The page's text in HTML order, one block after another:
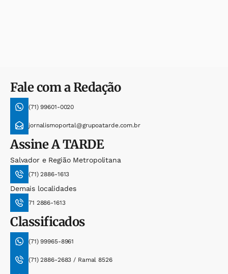
Fale com a Redação
(71) 99601-0020
jornalismoportal@grupoatarde.com.br
AssineA TARDE
Salvador e Região Metropolitana
(71) 2886-1613
Demais localidades
71 2886-1613
Classificados
(71) 99965-8961
(71) 2886-2683 / Ramal 8526